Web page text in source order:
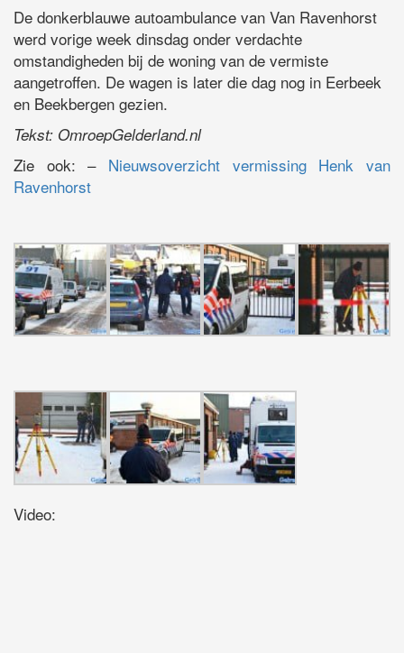
De donkerblauwe autoambulance van Van Ravenhorst
werd vorige week dinsdag onder verdachte
omstandigheden bij de woning van de vermiste
aangetroffen. De wagen is later die dag nog in Eerbeek
en Beekbergen gezien.
Tekst: OmroepGelderland.nl
Zie ook: – Nieuwsoverzicht vermissing Henk van
Ravenhorst
Video: